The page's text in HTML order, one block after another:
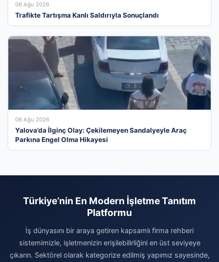
06 Ağu 2026
Trafikte Tartışma Kanlı Saldırıyla Sonuçlandı
06 Ağu 2026
Yalova’da İlginç Olay: Çekilemeyen Sandalyeyle Araç
Parkına Engel Olma Hikayesi
Türkiye’nin En Modern İşletme Tanıtım
Platformu
İş dünyasını bir araya getiren kapsamlı firma rehberi
sistemimizle, işletmenizin erişilebilirliğini en üst seviyeye
çıkarın. Sektörel olarak kategorize edilmiş yapımız sayesinde,